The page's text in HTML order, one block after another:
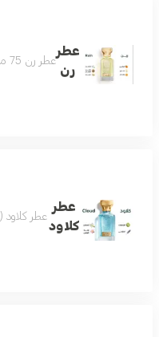
عطر
رن
عطر رن 75 مل عطر اللطافة والحنان رائحة المطر مناسب لكل الأذواق حتماً سيعجبك مكونات العطر البرتقال الماندرين الكمثرى الياسمين المسك خشب الصندل
عطر
كلاود
عطر كلاود (٧٥ مل) احساس الانتعاش من أول رشة عطر مميز جميل بكل وقت من أجمل العطور وأكثرها تميز مكونات العطر البرغموت الياسمين لافندر لوتس